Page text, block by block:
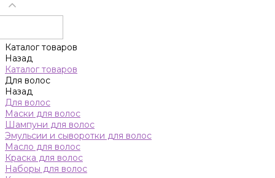
Каталог товаров
Назад
Каталог товаров
Для волос
Назад
Для волос
Маски для волос
Шампуни для волос
Эмульсии и сыворотки для волос
Масло для волос
Краска для волос
Наборы для волос